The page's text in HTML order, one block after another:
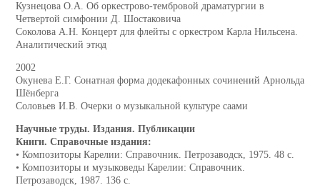
Кузнецова О.А. Об оркестрово-тембровой драматургии в
Четвертой симфонии Д. Шостаковича
Соколова А.Н. Концерт для флейты с оркестром Карла Нильсена.
Аналитический этюд
2002
Окунева Е.Г. Сонатная форма додекафонных сочинений Арнольда
Шёнберга
Соловьев И.В. Очерки о музыкальной культуре саами
Научные труды. Издания. Публикации
Книги. Справочные издания:
• Композиторы Карелии: Справочник. Петрозаводск, 1975. 48 с.
• Композиторы и музыковеды Карелии: Справочник.
Петрозаводск, 1987. 136 с.